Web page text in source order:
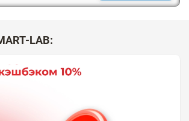
LAB: